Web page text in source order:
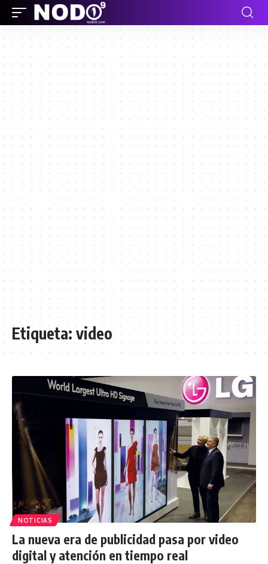
Etiqueta:video
NOTICIAS
La nueva era de publicidad pasa por video
digital y atención en tiempo real